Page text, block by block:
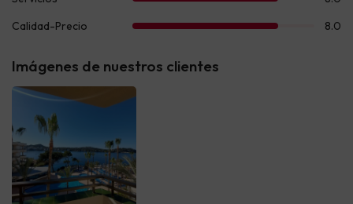
Imágenes de nuestros clientes